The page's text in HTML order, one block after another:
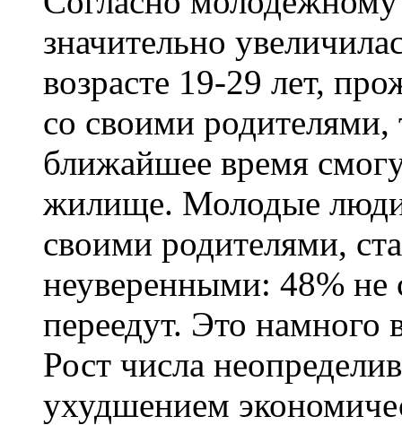
значительно
возрасте 19-29 лет,
со своими родителями,
ближайшее время
жилище. Молодые
своими родителями,
неуверенными: 48% не
переедут. Это
Рост числа
ухудшением